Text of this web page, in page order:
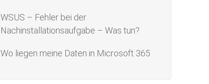
WSUS – Fehler bei der
Nachinstallationsaufgabe – Was tun?
Wo liegen meine Daten in Microsoft 365